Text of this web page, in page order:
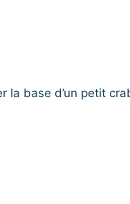
la base d’un petit